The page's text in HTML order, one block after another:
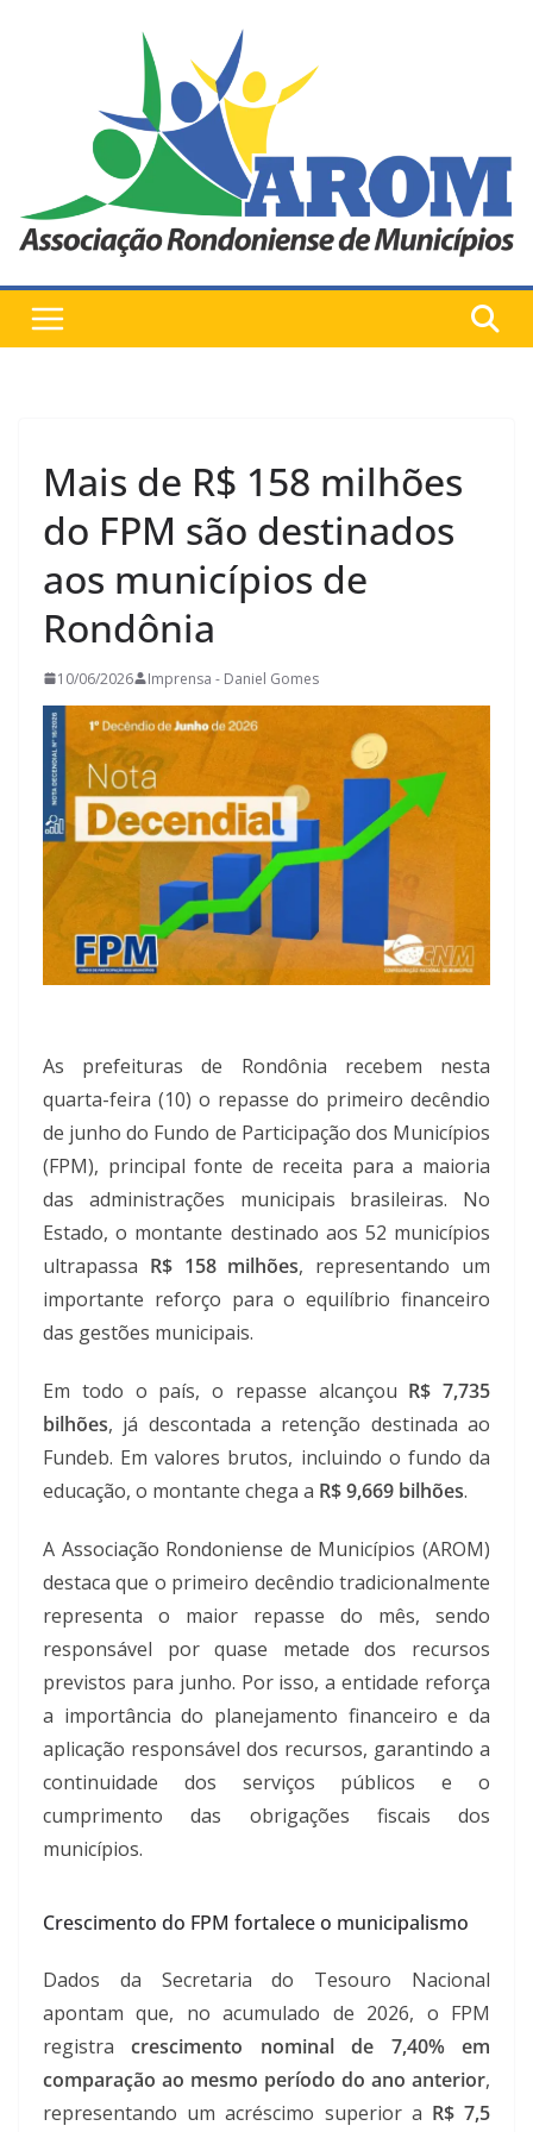
Mais de R$ 158 milhões
do FPM são destinados
aos municípios de
Rondônia
10/06/2026 Imprensa - Daniel Gomes
As prefeituras de Rondônia recebem nesta
quarta-feira (10) o repasse do primeiro decêndio
de junho do Fundo de Participação dos Municípios
(FPM), principal fonte de receita para a maioria
das administrações municipais brasileiras. No
Estado, o montante destinado aos 52 municípios
ultrapassa R$ 158 milhões, representando um
importante reforço para o equilíbrio financeiro
das gestões municipais.
Em todo o país, o repasse alcançou R$ 7,735
bilhões, já descontada a retenção destinada ao
Fundeb. Em valores brutos, incluindo o fundo da
educação, o montante chega a R$ 9,669 bilhões.
A Associação Rondoniense de Municípios (AROM)
destaca que o primeiro decêndio tradicionalmente
representa o maior repasse do mês, sendo
responsável por quase metade dos recursos
previstos para junho. Por isso, a entidade reforça
a importância do planejamento financeiro e da
aplicação responsável dos recursos, garantindo a
continuidade dos serviços públicos e o
cumprimento das obrigações fiscais dos
municípios.
Crescimento do FPM fortalece o municipalismo
Dados da Secretaria do Tesouro Nacional
apontam que, no acumulado de 2026, o FPM
registracrescimento nominal de 7,40% em
comparação ao mesmo período do ano anterior,
representando um acréscimo superior a R$ 7,5